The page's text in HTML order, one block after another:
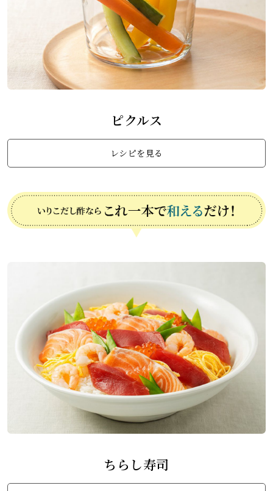
ピクルス
レシピを見る
ちらし寿司